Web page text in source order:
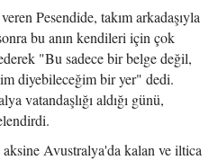
Pesendide, takım arkadaşıyla
bu anın kendileri için çok
"Bu sadece bir belge değil,
diyebileceğim bir yer" dedi.
vatandaşlığı aldığı günü,
aksine Avustralya'da kalan ve iltica